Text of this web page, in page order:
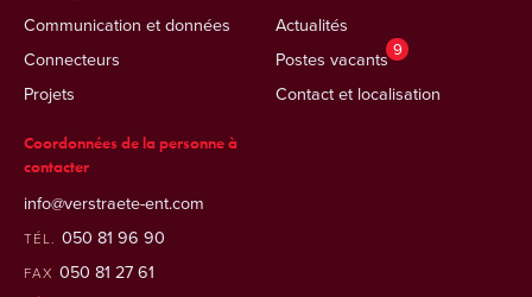
Communication et données
Connecteurs
Projets
Actualités
Postes vacants 9
Contact et localisation
Coordonnées de la personne à
contacter
info@verstraete-ent.com
TÉL. 050 81 96 90
FAX 050 81 27 61